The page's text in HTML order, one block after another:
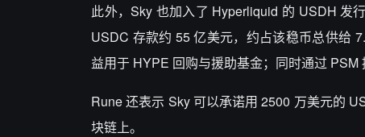
此外，Sky 也加入了 Hyperliquid 的 USDH 发
USDC 存款约 55亿美元，约占该稳币总供给
益用于 HYPE 回购与援助基金；同时通过 PSM
Rune还表示 Sky 可以承诺用 2500 万美元的
块链上。